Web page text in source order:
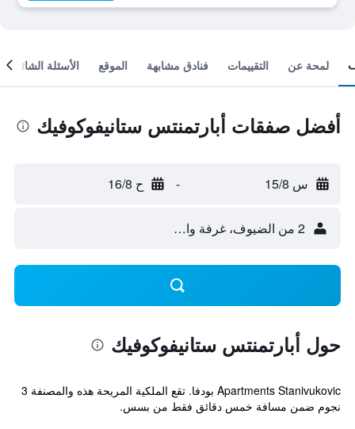
لمحة عن التقييمات فنادق مشابهة الموقع الأسئلة الشائعة
أفضل صفقات أبارتمنتس ستانيفوكوفيك
س 15/8 - ح 16/8
2 من الضيوف، غرفة واحدة
حول أبارتمنتس ستانيفوكوفيك
Apartments Stanivukovic بودفا. تقع الملكية المريحة هذه والمصنفة 3
نجوم ضمن مسافة خمس دقائق فقط من بسس.